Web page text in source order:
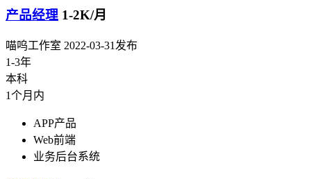
产品经理 1-2K/月
喵呜工作室 2022-03-31发布
1-3年
本科
1个月内
APP产品
Web前端
业务后台系统